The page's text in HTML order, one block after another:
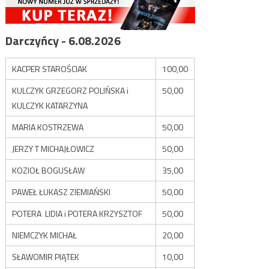
Darczyńcy - 6.08.2026
KACPER STAROŚCIAK
100,00
KULCZYK GRZEGORZ POLIŃSKA i
KULCZYK KATARZYNA
50,00
MARIA KOSTRZEWA
50,00
JERZY T MICHAJŁOWICZ
50,00
KOZIOŁ BOGUSŁAW
35,00
PAWEŁ ŁUKASZ ZIEMIAŃSKI
50,00
POTERA LIDIA i POTERA KRZYSZTOF
50,00
NIEMCZYK MICHAŁ
20,00
SŁAWOMIR PIĄTEK
10,00